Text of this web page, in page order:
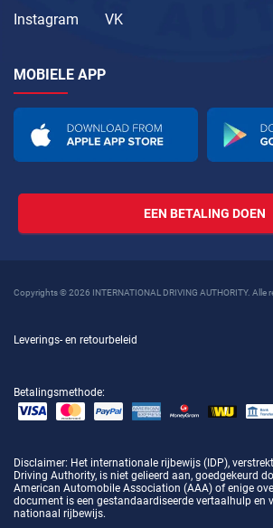
Instagram
VK
MOBIELE APP
EEN BETALING DOEN
Copyrights © 2026 INTERNATIONAL DRIVING AUTHORITY. Alle
Leverings- en retourbeleid
Betalingsmethode:
Disclaimer: Het internationale rijbewijs (IDP),
Driving Authority, is niet gelieerd aan, goedgekeurd
American Automobile Association (AAA) of enige
document is een gestandaardiseerde vertaalhulp en
nationaal rijbewijs.